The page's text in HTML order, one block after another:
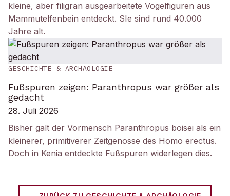
kleine, aber filigran ausgearbeitete Vogelfiguren aus
Mammutelfenbein entdeckt. SIe sind rund 40.000
Jahre alt.
GESCHICHTE & ARCHÄOLOGIE
Fußspuren zeigen: Paranthropus war größer als
gedacht
28. Juli 2026
Bisher galt der Vormensch Paranthropus boisei als ein
kleinerer, primitiverer Zeitgenosse des Homo erectus.
Doch in Kenia entdeckte Fußspuren widerlegen dies.